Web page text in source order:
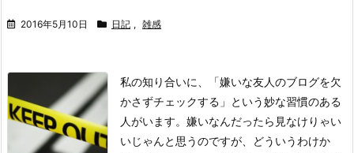
2016年5月10日 日記 , 雑感
私の知り合いに、「嫌いな友人のブログを欠
かさずチェックする」という妙な習慣のある
人がいます。 嫌いなんだったら見なけりゃい
いじゃんと思うのですが、どういうわけか